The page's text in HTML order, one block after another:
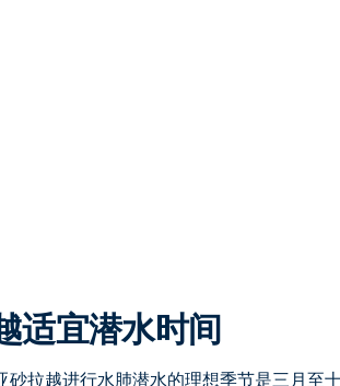
适宜潜水时间
砂拉越进行水肺潜水的理想季节是三月至